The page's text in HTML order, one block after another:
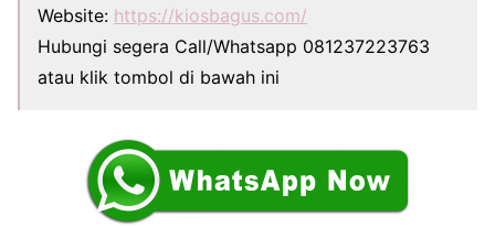
Website: https://kiosbagus.com/
Hubungi segera Call/Whatsapp 081237223763
atau klik tombol di bawah ini